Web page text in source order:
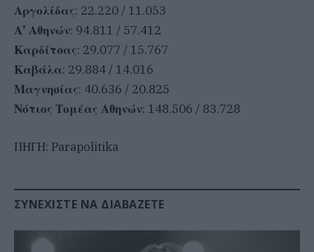
Αργολίδας: 22.220 / 11.053
Α’ Αθηνών: 94.811 / 57.412
Καρδίτσας: 29.077 / 15.767
Καβάλα: 29.884 / 14.016
Μαγνησίας: 40.636 / 20.825
Νότιος Τομέας Αθηνών: 148.506 / 83.728
ΠΗΓΗ: Parapolitika
ΣΥΝΕΧΊΣΤΕ ΝΑ ΔΙΑΒΆΖΕΤΕ